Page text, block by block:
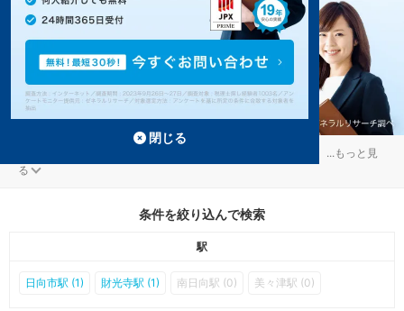
...もっと見
る
条件を絞り込んで検索
駅
日向市駅 (1) 財光寺駅 (1) 南日向駅 (0) 美々津駅 (0)
閉じる